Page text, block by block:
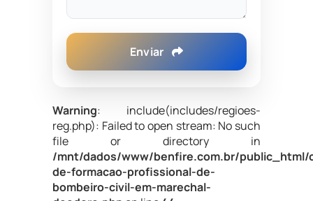
Enviar
Warning: include(includes/regioes-
reg.php): Failed to open stream: No such
file or directory in
/mnt/dados/www/benfire.com.br/public_html/
de-formacao-profissional-de-
bombeiro-civil-em-marechal-